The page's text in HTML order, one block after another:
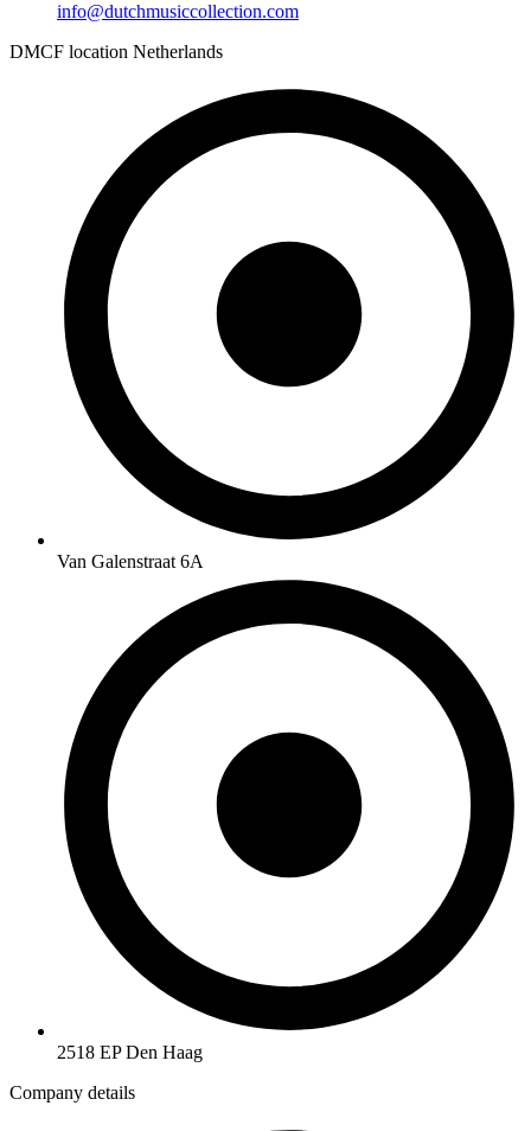
info@dutchmusiccollection.com
DMCF location Netherlands
Van Galenstraat 6A
2518 EP Den Haag
Company details